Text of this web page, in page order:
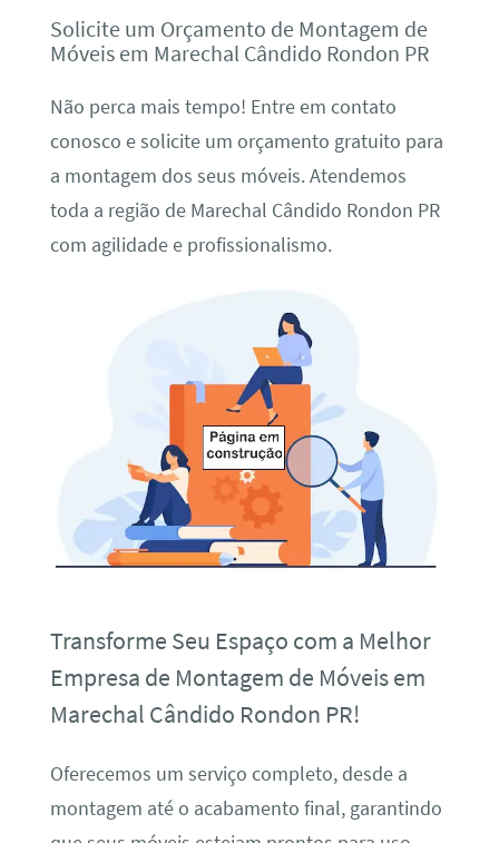
Solicite um Orçamento de Montagem de
Móveis em Marechal Cândido Rondon PR
Não perca mais tempo! Entre em contato
conosco e solicite um orçamento gratuito para
a montagem dos seus móveis. Atendemos
toda a região de Marechal Cândido Rondon PR
com agilidade e profissionalismo.
Transforme Seu Espaço com a Melhor
Empresa de Montagem de Móveis em
Marechal Cândido Rondon PR!
Oferecemos um serviço completo, desde a
montagem até o acabamento final, garantindo